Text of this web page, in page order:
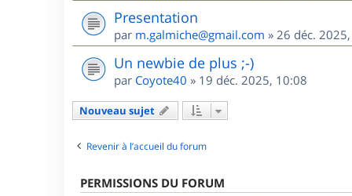
Presentation
par m.galmiche@gmail.com » 26 déc.
Un newbie de plus ;-)
par Coyote40 » 19 déc. 2025, 10:08
Nouveau sujet
Revenir à l’accueil du forum
PERMISSIONS DU FORUM